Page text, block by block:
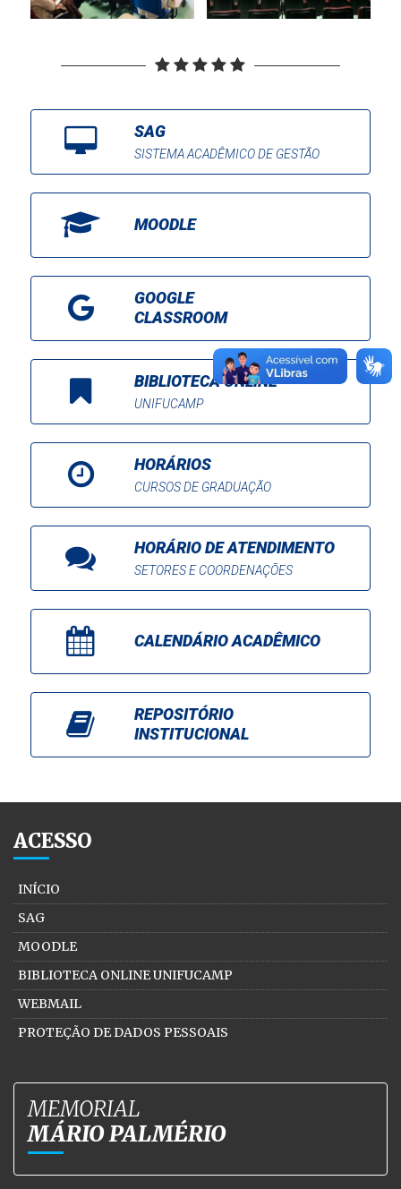
SAG
SISTEMA ACADÊMICO DE GESTÃO
MOODLE
GOOGLE
CLASSROOM
BIBLIOTECA ONLINE
UNIFUCAMP
HORÁRIOS
CURSOS DE GRADUAÇÃO
HORÁRIO DE ATENDIMENTO
SETORES E COORDENAÇÕES
CALENDÁRIO ACADÊMICO
REPOSITÓRIO
INSTITUCIONAL
ACESSO
INÍCIO
SAG
MOODLE
BIBLIOTECA ONLINE UNIFUCAMP
WEBMAIL
PROTEÇÃO DE DADOS PESSOAIS
MEMORIAL
MÁRIO PALMÉRIO